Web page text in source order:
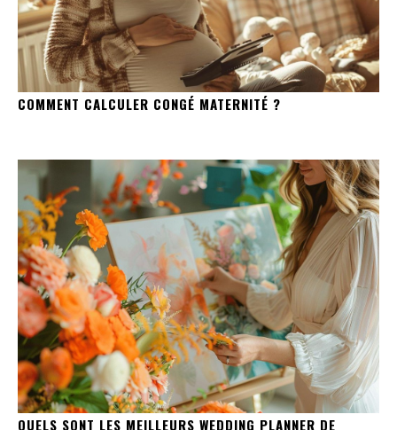
COMMENT CALCULER CONGÉ MATERNITÉ ?
QUELS SONT LES MEILLEURS WEDDING PLANNER DE